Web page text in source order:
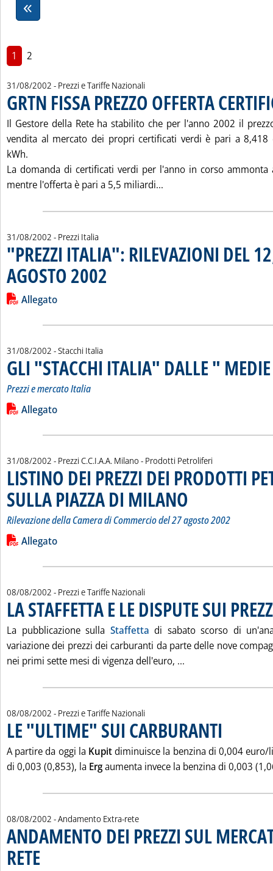
1 2
31/08/2002 - Prezzi e Tariffe Nazionali
GRTN FISSA PREZZO OFFERTA
Il Gestore della Rete ha stabilito che per l'anno 2002 il
vendita al mercato dei propri certificati verdi è pari a
kWh.
La domanda di certificati verdi per l'anno in corso
mentre l'offerta è pari a 5,5 miliardi...
31/08/2002 - Prezzi Italia
"PREZZI ITALIA": RILEVAZIONI DEL
AGOSTO 2002
Leggi tutta la notizia: '"PREZZI ITALIA": RILEVAZIONI DEL 12,
Lista allegati PDF alla notizia
Allegato
31/08/2002 - Stacchi Italia
GLI "STACCHI ITALIA" DALLE "
Prezzi e mercato Italia
Leggi tutta la notizia: 'GLI "STACCHI ITALIA" DALLE " MEDIE
Lista allegati PDF alla notizia
Allegato
31/08/2002 - Prezzi C.C.I.A.A. Milano - Prodotti Petroliferi
LISTINO DEI PREZZI DEI PRODOTTI
SULLA PIAZZA DI MILANO
Rilevazione della Camera di Commercio del 27 agosto 2002
Leggi tutta la notizia: 'LISTINO DEI PREZZI DEI PRODOTTI
Lista allegati PDF alla notizia
Allegato
08/08/2002 - Prezzi e Tariffe Nazionali
LA STAFFETTA E LE DISPUTE SUI
La pubblicazione sulla Staffetta di sabato scorso di
variazione dei prezzi dei carburanti da parte delle nove
nei primi sette mesi di vigenza dell'euro, ...
08/08/2002 - Prezzi e Tariffe Nazionali
LE "ULTIME" SUI CARBURANTI
A partire da oggi la Kupitdiminuisce la benzina di 0,004
di 0,003 (0,853), la Ergaumenta invece la benzina di 0,003
08/08/2002 - Andamento Extra-rete
ANDAMENTO DEI PREZZI SUL
RETE